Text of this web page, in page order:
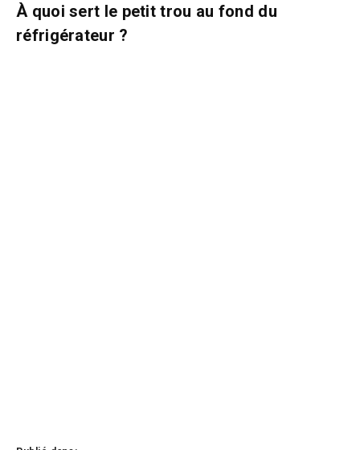
À quoi sert le petit trou au fond du
réfrigérateur ?